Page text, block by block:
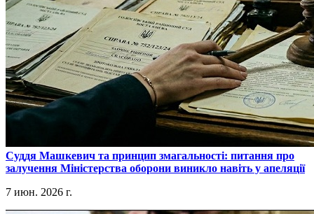
​Суддя Машкевич та принцип змагальності: питання про
залучення Міністерства оборони виникло навіть у апеляції
7 июн. 2026 г.